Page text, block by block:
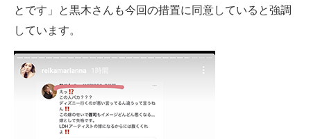
とです」と黒木さんも今回の措置に同意していると強調
しています。